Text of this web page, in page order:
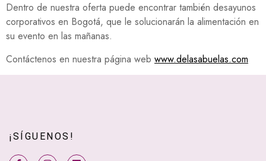
Dentro de nuestra oferta puede encontrar también desayunos
corporativos en Bogotá, que le solucionarán la alimentación en
su evento en las mañanas.
Contáctenos en nuestra página web www.delasabuelas.com
¡SÍGUENOS!